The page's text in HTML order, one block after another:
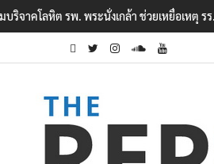
สอบสวนแรงจูงใจ เหตุยิงในโรงเรียนเทพศิรินท